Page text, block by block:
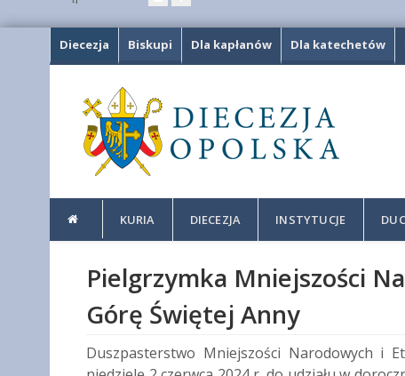
Diecezja Biskupi Dla kapłanów Dla katechetów
KURIA DIECEZJA INSTYTUCJE
Pielgrzymka Mniejszości
Górę Świętej Anny
Duszpasterstwo Mniejszości Narodowych i